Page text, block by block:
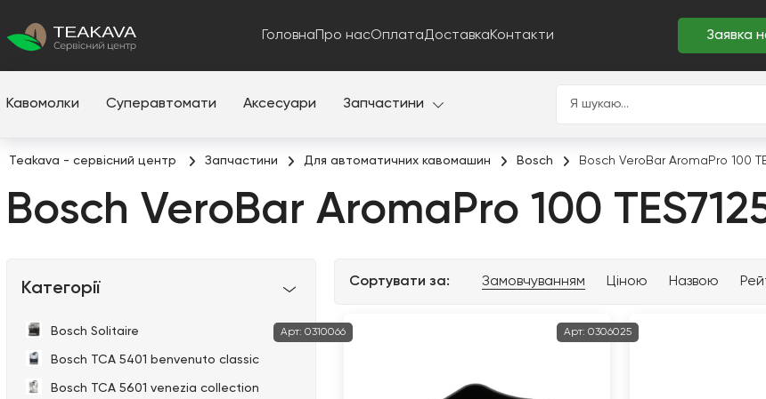
Головна Про насОплатаДоставкаКонтакти Заявка
Кавомолки Суперавтомати Аксесуари Запчастини
Teakava - сервісний центр Запчастини Для автоматичних кавомашин Bosch Bosch VeroBar AromaPro 100
Bosch VeroBar AromaPro 100
Категорії
Bosch Solitaire
Bosch TCA 5401 benvenuto classic
Bosch TCA 5601 venezia collection
Сортувати за: Замовчуванням Ціною Назвою
Арт: 0310066 Арт: 0306025